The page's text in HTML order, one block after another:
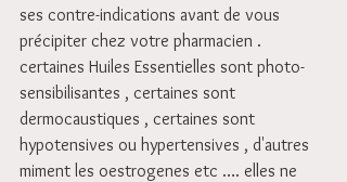
ses contre-indications avant de vous
précipiter chez votre pharmacien .
certaines Huiles Essentielles sont photo-
sensibilisantes , certaines sont
dermocaustiques , certaines sont
hypotensives ou hypertensives , d'autres
miment les oestrogenes etc …. elles ne